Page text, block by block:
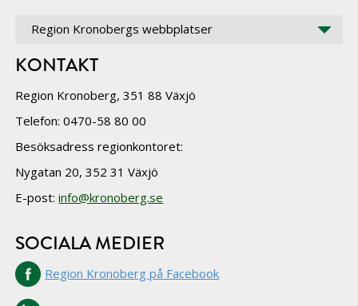
Region Kronobergs webbplatser
KONTAKT
Region Kronoberg, 351 88 Växjö
Telefon: 0470-58 80 00
Besöksadress regionkontoret:
Nygatan 20, 352 31 Växjö
E-post:info@kronoberg.se
SOCIALA MEDIER
Region Kronoberg på Facebook